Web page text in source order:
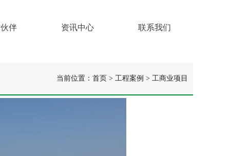
伴 资讯中心 联系我们
当前位置： 首页 > 工程案例 > 工商业项目